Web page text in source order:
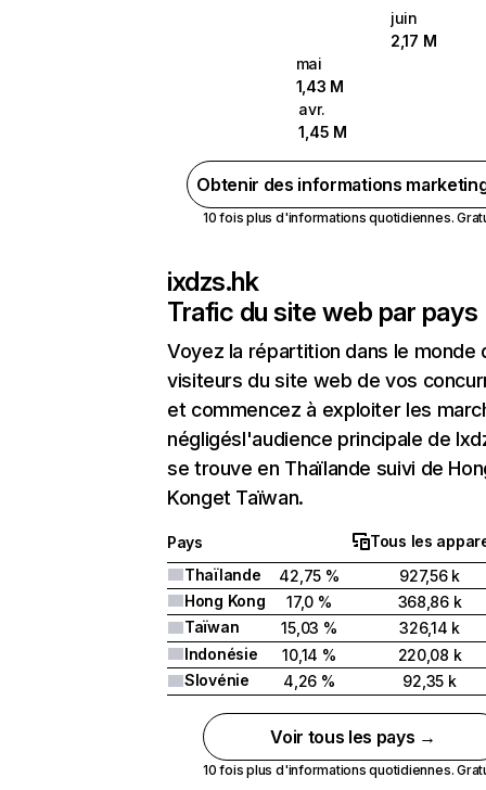
juin
2,17 M
mai
1,43 M
avr.
1,45 M
Obtenir des informations
10 fois plus d'informations quotidiennes.
ixdzs.hk
Trafic du site web par pays
Voyez la répartition dans le monde
visiteurs du site web de vos
et commencez à exploiter les
négligésl'audience principale de
se trouve en Thaïlande suivi de
Konget Taïwan.
Pays
Tous les
Thaïlande
42,75 %
927,56 k
Hong Kong
17,0 %
368,86 k
Taïwan
15,03 %
326,14 k
Indonésie
10,14 %
220,08 k
Slovénie
4,26 % 92,35 k
Voir tous les pays →
10 fois plus d'informations quotidiennes.